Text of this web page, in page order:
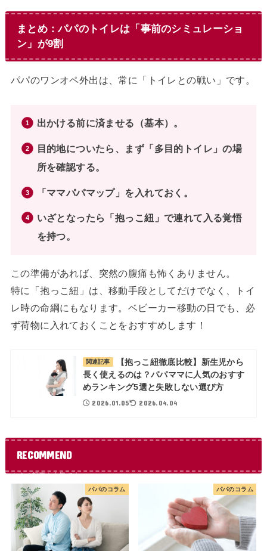
まとめ：パパのトイレは「事前のシミュレーショ
ン」が9割
パパのワンオペ外出は、常に「トイレとの戦い」です。
出かける前に済ませる（基本）。
目的地についたら、まず「多目的トイレ」の場
所を確認する。
「ママパパマップ」を入れておく。
いざとなったら「抱っこ紐」で連れて入る覚悟
を持つ。
この準備があれば、突然の腹痛も怖くありません。
特に「抱っこ紐」は、移動手段としてだけでなく、トイ
レ時の命綱にもなります。ベビーカー移動の日でも、必
ず荷物に入れておくことをおすすめします！
関連記事
【抱っこ紐徹底比較】新生児から
長く使えるのは？パパママに人気のおすす
めランキング5選と失敗しない選び方
2026.01.05 2026.04.04
RECOMMEND
パパのコラム パパのコラム